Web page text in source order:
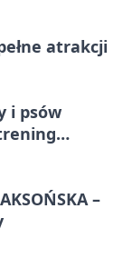
atrakcji
i psów
–